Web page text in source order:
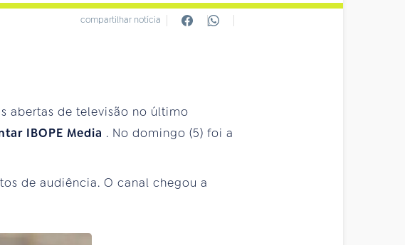
compartilhar notícia
abertas de televisão no último
IBOPE Media . No domingo (5) foi a
de audiência. O canal chegou a